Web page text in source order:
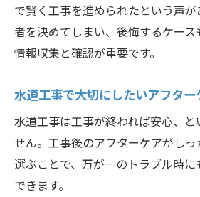
で賢く工事を進められたという声
者を決めてしまい、後悔するケー
情報収集と確認が重要です。
水道工事で大切にしたいアフター
水道工事は工事が終われば安心、
せん。工事後のアフターケアがし
選ぶことで、万が一のトラブル時
できます。